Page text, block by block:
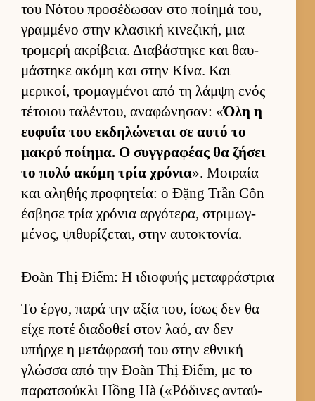
του Νότου προσέδωσαν στο ποί­ημά του,
γραμ­μένο στην κλασική κινεζική, μια
τρομερή ακρίβεια. Δια­βάστηκε και θαυ­
μάστηκε ακόμη και στην Κίνα. Και
μερικοί, τρομαγ­μένοι από τη λάμψη ενός
τέτοιου ταλέντου, αναφώνησαν: «Όλη η
ευ­φυΐα του εκ­δηλώνεται σε αυτό το
μακρύ ποί­ημα. Ο συγ­γραφέας θα ζήσει
το πολύ ακόμη τρία χρόνια». Μοι­ραία
και αληθής προφητεία: ο Đặng Trần Côn
έσβησε τρία χρόνια αρ­γότερα, στριμωγ­
μένος, ψιθυρίζεται, στην αυ­τοκτονία.
Đoàn Thị Điểm: Η ιδιοφυής μεταφράστρια
Το έρ­γο, παρά την αξία του, ίσως δεν θα
είχε ποτέ δια­δοθεί στον λαό, αν δεν
υπήρχε η μετάφρασή του στην εθνική
γλώσσα από την Đoàn Thị Điểm, με το
παρατσού­κλι Hồng Hà («Ρόδινες ανταύ­